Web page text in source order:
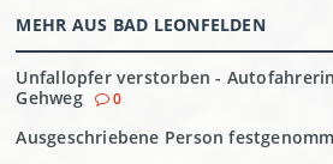
MEHR AUS BAD LEONFELDEN
Unfallopfer verstorben -
Gehweg
0
Ausgeschriebene Person